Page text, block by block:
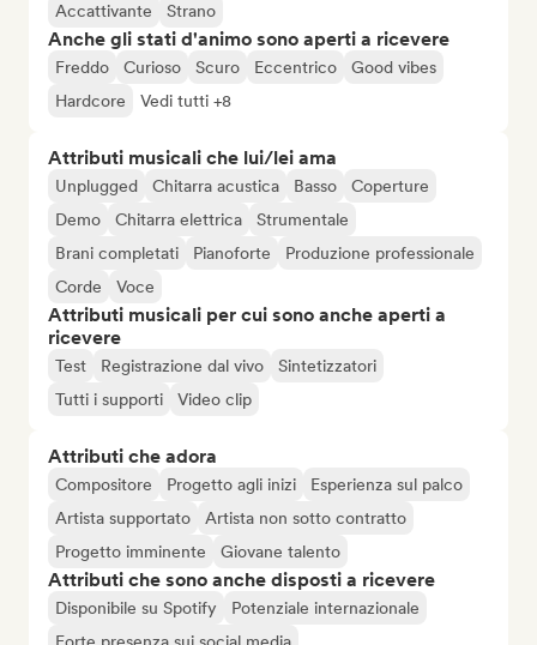
Accattivante
Strano
Anche gli stati d'animo sono aperti a ricevere
Freddo Curioso Scuro Eccentrico
Good vibes
Hardcore
Vedi tutti +8
Attributi musicali che lui/lei ama
Unplugged Chitarra acustica Basso
Coperture
Demo
Chitarra elettrica
Strumentale
Brani completati
Pianoforte
Produzione professionale
Corde
Voce
Attributi musicali per cui sono anche aperti a
ricevere
Test Registrazione dal vivo
Sintetizzatori
Tutti i supporti
Video clip
Attributi che adora
Compositore Progetto agli inizi
Esperienza sul palco
Artista supportato
Artista non sotto contratto
Progetto imminente
Giovane talento
Attributi che sono anche disposti a ricevere
Disponibile su Spotify
Potenziale internazionale